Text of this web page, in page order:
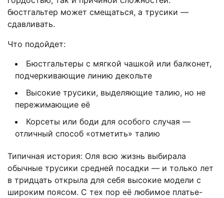
бюстгальтер может смещаться, а трусики —
сдавливать.
Что подойдет:
Бюстгальтеры с мягкой чашкой или балконет,
подчеркивающие линию декольте
Высокие трусики, выделяющие талию, но не
пережимающие её
Корсеты или боди для особого случая —
отличный способ «отметить» талию
Типичная история: Оля всю жизнь выбирала
обычные трусики средней посадки — и только лет
в тридцать открыла для себя высокие модели с
широким поясом. С тех пор её любимое платье-